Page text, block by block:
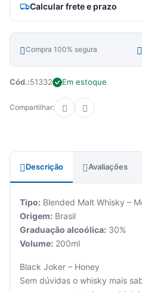
Calcular frete e prazo
Compra 100% segura
Cód.:51332 Em estoque
Compartilhar:
Descrição Avaliações
Tipo: Blended Malt Whisky –
Origem: Brasil
Graduação alcoólica: 30%
Volume: 200ml
Black Joker – Honey
Sem dúvidas o whisky mais